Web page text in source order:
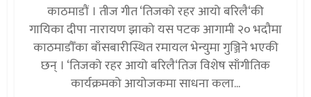
काठमाडौं । तीज गीत ‘तिजको रहर आयो बरिलै‘की
गायिका दीपा नारायण झाको यस पटक आगामी २० भदौमा
काठमाडौँका बाँसबारीस्थित रमायल भेन्युमा गुञ्जिने भएकी
छन् । ‘तिजको रहर आयो बरिलै‘तिज विशेष साँगीतिक
कार्यक्रमको आयोजकमा साधना कला...